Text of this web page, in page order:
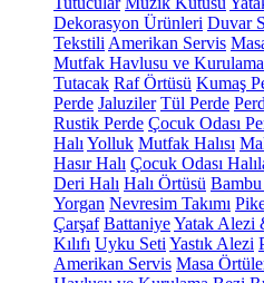
Dekorasyon Ürünleri Duvar
Tekstili Amerikan Servis
Mutfak Havlusu ve
Tutacak Raf Örtüsü Kumaş
Perde Jaluziler Tül Perde
Rustik Perde Çocuk Odası
Halı Yolluk Mutfak Halısı
Hasır Halı Çocuk Odası
Deri Halı Halı Örtüsü Bambu
Yorgan Nevresim Takımı
Çarşaf BattaniyeYatak Alezi
Kılıfı Uyku Seti Yastık Alezi
Amerikan Servis Masa